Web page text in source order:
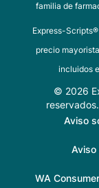
familia de
Express-
precio
incluidos
© 2026
Aviso
WA